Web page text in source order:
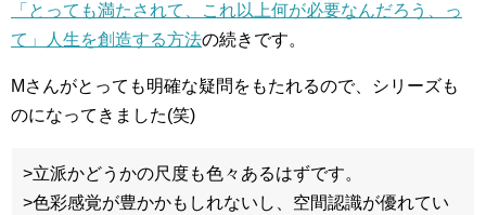
「とっても満たされて、これ以上何が必要なんだろう、っ
て」人生を創造する方法の続きです。
Mさんがとっても明確な疑問をもたれるので、シリーズも
のになってきました(笑)
>立派かどうかの尺度も色々あるはずです。
>色彩感覚が豊かかもしれないし、空間認識が優れてい